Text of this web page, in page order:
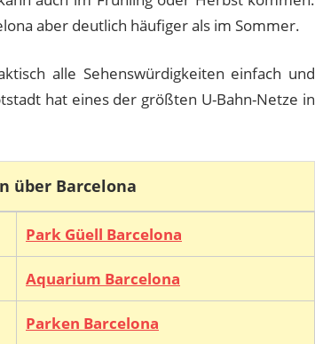
aber deutlich häufiger als im Sommer.
alle Sehenswürdigkeiten einfach und
hat eines der größten U-Bahn-Netze in
über Barcelona
Park Güell Barcelona
Aquarium Barcelona
Parken Barcelona